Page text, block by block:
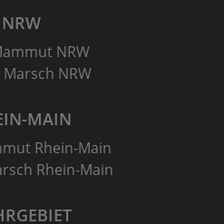
NRW
NRW
Marsch NRW
MAIN
Rhein-Main
Rhein-Main